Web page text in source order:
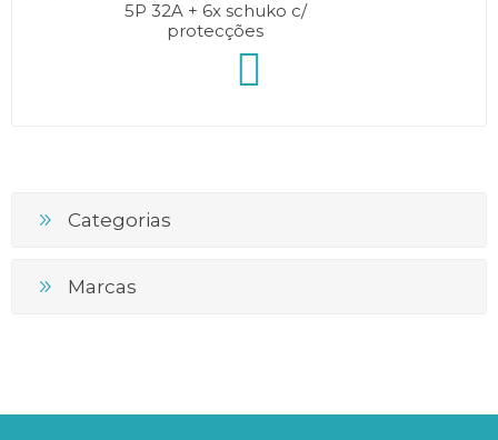
5P 32A + 6x schuko c/
protecções
Categorias
Marcas